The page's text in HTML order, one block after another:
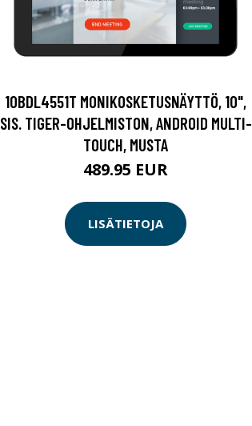
10BDL4551T MONIKOSKETUSNÄYTTÖ, 10",
SIS. TIGER-OHJELMISTON, ANDROID MULTI-
TOUCH, MUSTA
489.95 EUR
LISÄTIETOJA